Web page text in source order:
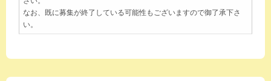
なお、既に募集が終了している可能性もございますので御了承下さ
い。